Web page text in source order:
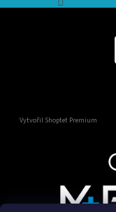
Vytvořil Shoptet Premium